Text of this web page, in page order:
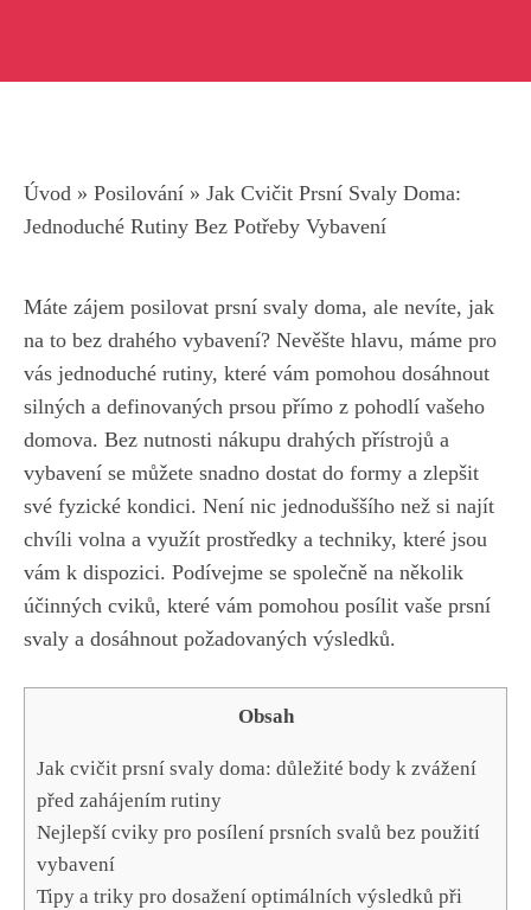
Úvod » Posilování » Jak Cvičit Prsní Svaly Doma:
Jednoduché Rutiny Bez Potřeby Vybavení
Máte zájem posilovat prsní svaly doma, ale nevíte, jak
na to bez drahého vybavení?⁤ Nevěšte hlavu,​ máme pro
vás jednoduché rutiny, které vám pomohou dosáhnout
silných a definovaných prsou přímo z pohodlí vašeho
domova. Bez nutnosti nákupu drahých přístrojů a ​
vybavení se můžete​ snadno dostat do ‍formy a⁤ zlepšit
své fyzické kondici. ‍Není nic jednoduššího než si najít
chvíli volna a využít ⁤prostředky a techniky, které jsou
vám k dispozici. Podívejme se společně na‍ několik
účinných cviků, které vám pomohou posílit vaše prsní
svaly a dosáhnout požadovaných výsledků.
Obsah
Jak cvičit prsní svaly doma: důležité body k zvážení
před zahájením rutiny
Nejlepší cviky ⁢pro posílení prsních svalů bez použití
vybavení
Tipy a⁤ triky pro dosažení optimálních výsledků při